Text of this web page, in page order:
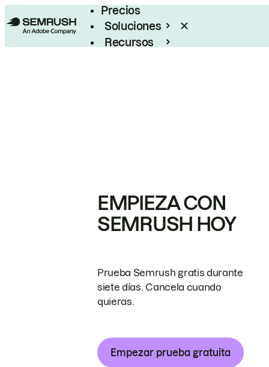
Precios
Soluciones
Recursos
EMPIEZA CON
SEMRUSH HOY
Prueba Semrush gratis durante
siete días. Cancela cuando
quieras.
Empezar prueba gratuita